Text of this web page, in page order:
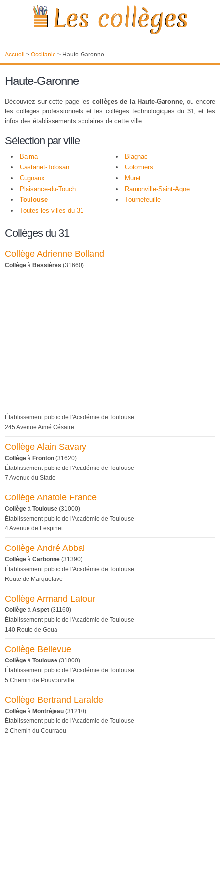
Accueil > Occitanie > Haute-Garonne
Haute-Garonne
Découvrez sur cette page les collèges de la Haute-Garonne, ou encore
les collèges professionnels et les colléges technologiques du 31, et les
infos des établissements scolaires de cette ville.
Sélection par ville
Balma
Blagnac
Castanet-Tolosan
Colomiers
Cugnaux
Muret
Plaisance-du-Touch
Ramonville-Saint-Agne
Toulouse
Tournefeuille
Toutes les villes du 31
Collèges du 31
Collège Adrienne Bolland
Collège à Bessières (31660)
Établissement public de l'Académie de Toulouse
245 Avenue Aimé Césaire
Collège Alain Savary
Collège à Fronton (31620)
Établissement public de l'Académie de Toulouse
7 Avenue du Stade
Collège Anatole France
Collège à Toulouse (31000)
Établissement public de l'Académie de Toulouse
4 Avenue de Lespinet
Collège André Abbal
Collège à Carbonne (31390)
Établissement public de l'Académie de Toulouse
Route de Marquefave
Collège Armand Latour
Collège à Aspet (31160)
Établissement public de l'Académie de Toulouse
140 Route de Goua
Collège Bellevue
Collège à Toulouse (31000)
Établissement public de l'Académie de Toulouse
5 Chemin de Pouvourville
Collège Bertrand Laralde
Collège à Montréjeau (31210)
Établissement public de l'Académie de Toulouse
2 Chemin du Courraou